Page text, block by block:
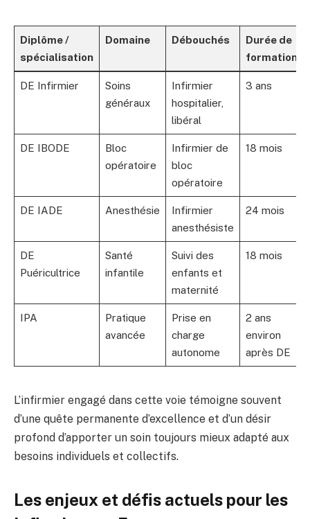
Diplôme /
spécialisation
Domaine Débouchés
Durée de
formation
DE Infirmier
Soins
généraux
Infirmier
hospitalier,
libéral
3 ans
DE IBODE
Bloc
opératoire
Infirmier de
bloc
opératoire
18 mois
DE IADE Anesthésie
Infirmier
anesthésiste
24 mois
DE
Puéricultrice
Santé
infantile
Suivi des
enfants et
maternité
18 mois
IPA
Pratique
avancée
Prise en
charge
autonome
2 ans
environ
après DE
L’infirmier engagé dans cette voie témoigne souvent
d’une quête permanente d’excellence et d’un désir
profond d’apporter un soin toujours mieux adapté aux
besoins individuels et collectifs.
Les enjeux et défis actuels pour les